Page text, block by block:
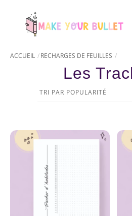
content
ACCUEIL RECHARGES DE FEUILLES
Les